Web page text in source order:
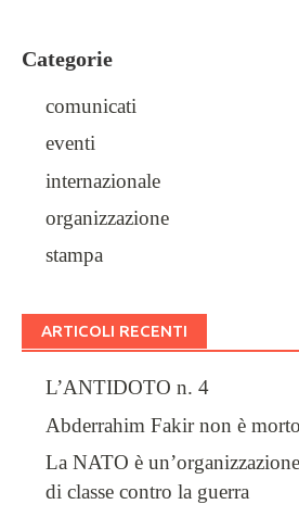
Categorie
comunicati
eventi
internazionale
organizzazione
stampa
ARTICOLI RECENTI
L’ANTIDOTO n. 4
Abderrahim Fakir non è
La NATO è
di classe contro la guerra